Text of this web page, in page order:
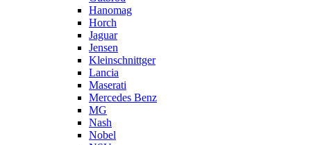
Hanomag
Horch
Jaguar
Jensen
Kleinschnittger
Lancia
Maserati
Mercedes Benz
MG
Nash
Nobel